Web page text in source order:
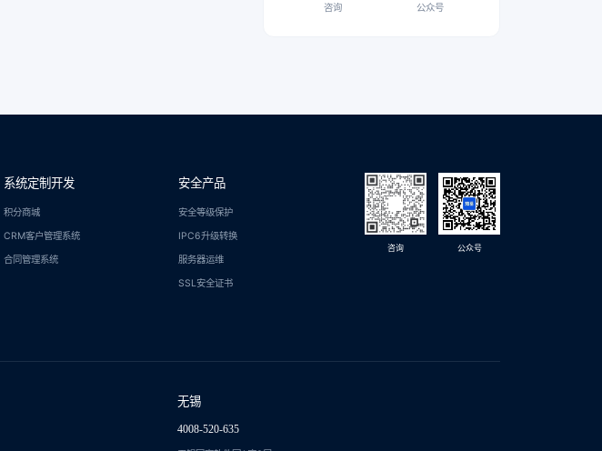
咨询 公众号
系统定制开发
积分商城
CRM客户管理系统
合同管理系统
安全产品
安全等级保护
IPC6升级转换
服务器运维
SSL安全证书
咨询 公众号
无锡
4008-520-635